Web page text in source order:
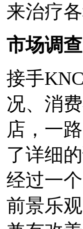
来治疗
市场调查
接手
况、消
店，一
了详细的
经过一
前景乐